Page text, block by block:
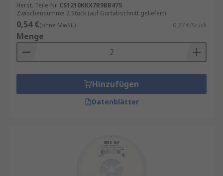
Herst. Teile-Nr. CS1210KKX7R9BB475
Zwischensumme 2 Stück (auf Gurtabschnitt geliefert)
0,54 €(ohne MwSt.) 0,27 €/Stück
Menge
Hinzufügen
Datenblätter